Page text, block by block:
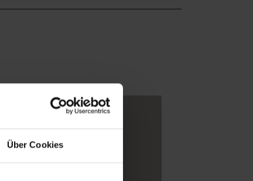
Über Cookies